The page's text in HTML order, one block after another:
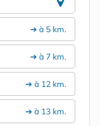
➔ à 5 km.
➔ à 7 km.
➔ à 12 km.
➔ à 13 km.